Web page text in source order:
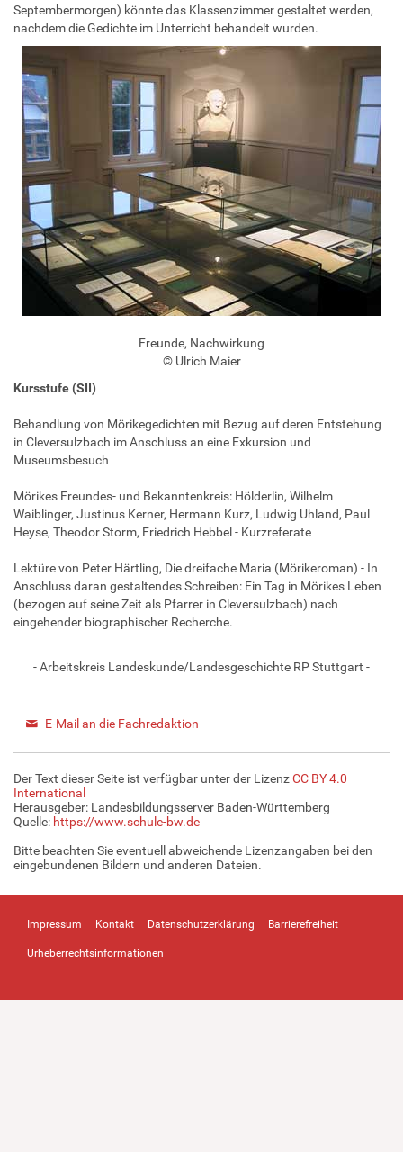
Septembermorgen) könnte das Klassenzimmer gestaltet werden,
nachdem die Gedichte im Unterricht behandelt wurden.
Freunde, Nachwirkung
© Ulrich Maier
Kursstufe (SII)
Behandlung von Mörikegedichten mit Bezug auf deren Entstehung
in Cleversulzbach im Anschluss an eine Exkursion und
Museumsbesuch
Mörikes Freundes- und Bekanntenkreis: Hölderlin, Wilhelm
Waiblinger, Justinus Kerner, Hermann Kurz, Ludwig Uhland, Paul
Heyse, Theodor Storm, Friedrich Hebbel - Kurzreferate
Lektüre von Peter Härtling, Die dreifache Maria (Mörikeroman) - In
Anschluss daran gestaltendes Schreiben: Ein Tag in Mörikes Leben
(bezogen auf seine Zeit als Pfarrer in Cleversulzbach) nach
eingehender biographischer Recherche.
- Arbeitskreis Landeskunde/Landesgeschichte RP Stuttgart -
E-Mail an die Fachredaktion
Der Text dieser Seite ist verfügbar unter der LizenzCC BY 4.0
International
Herausgeber: Landesbildungsserver Baden-Württemberg
Quelle: https://www.schule-bw.de
Bitte beachten Sie eventuell abweichende Lizenzangaben bei den
eingebundenen Bildern und anderen Dateien.
Impressum Kontakt Datenschutzerklärung Barrierefreiheit
Urheberrechtsinformationen